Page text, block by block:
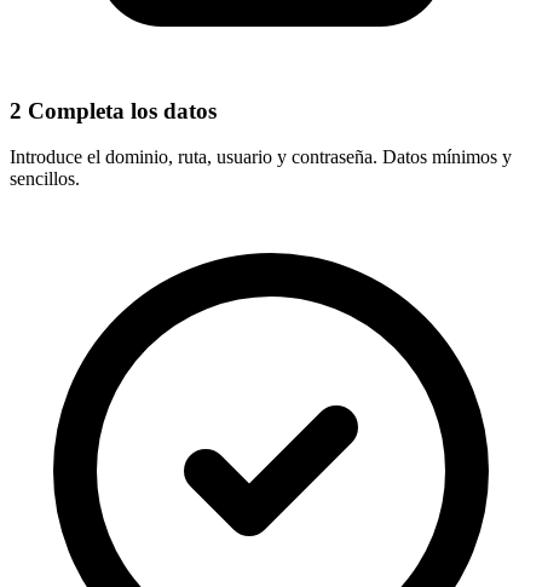
2 Completa los datos
Introduce el dominio, ruta, usuario y contraseña. Datos mínimos y
sencillos.